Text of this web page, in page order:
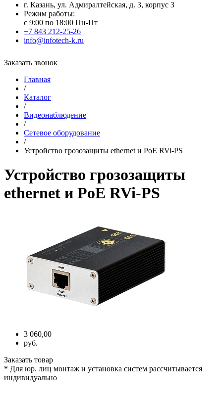
г. Казань, ул. Адмиралтейская, д. 3, корпус 3
Режим работы:
с 9:00 по 18:00 Пн-Пт
+7 843 212-25-26
info@infotech-k.ru
Заказать звонок
Главная
/
Каталог
/
Видеонаблюдение
/
Сетевое оборудование
/
Устройство грозозащиты ethernet и PoE RVi-PS
Устройство грозозащиты
ethernet и PoE RVi-PS
3 060,00
руб.
Заказать товар
* Для юр. лиц монтаж и установка систем рассчитывается
индивидуально